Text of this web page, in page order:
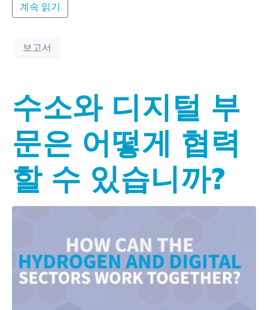
계속 읽기
보고서
수소와 디지털 부
문은 어떻게 협력
할 수 있습니까?